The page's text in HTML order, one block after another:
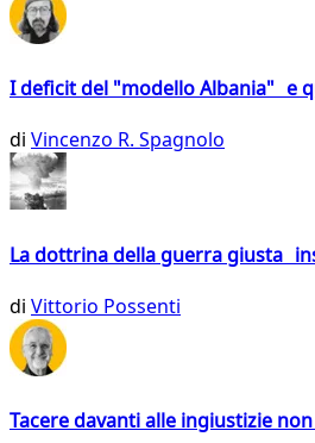
I deficit del "modello Albania" e
di Vincenzo R. Spagnolo
La dottrina della guerra giusta
di Vittorio Possenti
Tacere davanti alle ingiustizie